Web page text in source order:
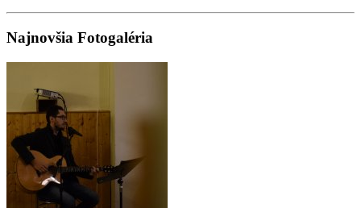
Najnovšia Fotogaléria